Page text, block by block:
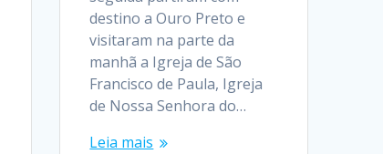
destino a Ouro Preto e
visitaram na parte da
manhã a Igreja de São
Francisco de Paula, Igreja
de Nossa Senhora do…
Leia mais